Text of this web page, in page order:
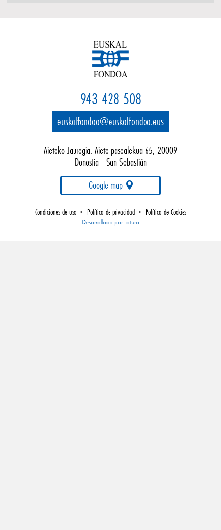
943 428 508
euskalfondoa@euskalfondoa.eus
Aieteko Jauregia. Aiete pasealekua 65, 20009
Donostia - San Sebastián
Google map
Condiciones de uso • Política de privacidad • Política de Cookies
Desarrollado por Lotura